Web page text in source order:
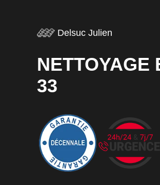
Delsuc Julien
NETTOYAGE
33